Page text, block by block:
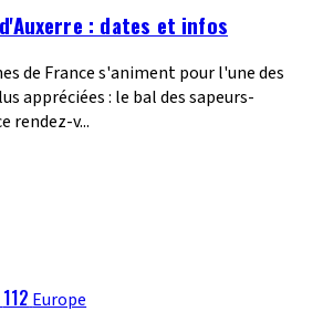
: dates et infos
de France s'animent pour l'une des
appréciées : le bal des sapeurs-
rendez-v...
112 Europe